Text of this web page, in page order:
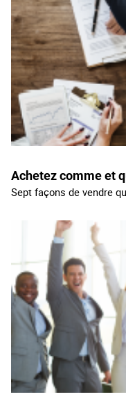
Achetez comme et
Sept façons de vendre